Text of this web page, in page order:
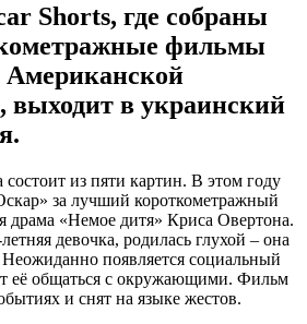
Shorts, где собраны
фильмы
Американской
выходит в украинский
из пяти картин. В этом году
за лучший короткометражный
драма «Немое дитя» Криса Овертона.
девочка, родилась глухой – она
появляется социальный
её общаться с окружающими. Фильм
и снят на языке жестов.